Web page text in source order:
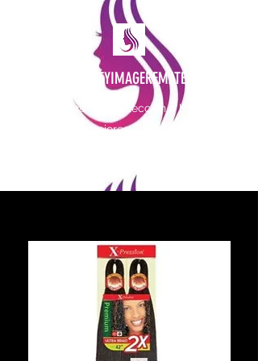
PRETTYIMAGEREMATE
Una gran selección a los
mejores precios